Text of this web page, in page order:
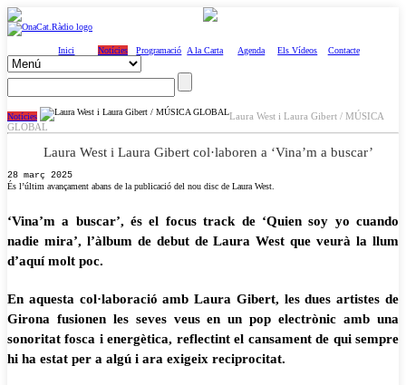
Inici Notícies Programació A la Carta Agenda Els Vídeos Contacte
Notícies
Laura West i Laura Gibert / MÚSICA
GLOBAL
Laura West i Laura Gibert col·laboren a ‘Vina’m a buscar’
28 març 2025
És l’últim avançament abans de la publicació del nou disc de Laura West.
‘Vina’m a buscar’, és el focus track de ‘Quien soy yo cuando
nadie mira’, l’àlbum de debut de Laura West que veurà la llum
d’aquí molt poc.
En aquesta col·laboració amb Laura Gibert, les dues artistes de
Girona fusionen les seves veus en un pop electrònic amb una
sonoritat fosca i energètica, reflectint el cansament de qui sempre
hi ha estat per a algú i ara exigeix ​​reciprocitat.